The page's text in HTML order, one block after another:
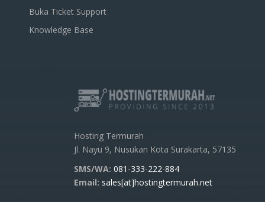
Buka Ticket Support
Knowledge Base
Hosting Termurah
Jl. Nayu 9, Nusukan Kota Surakarta, 57135
SMS/WA: 081-333-222-884
Email: sales[at]hostingtermurah.net